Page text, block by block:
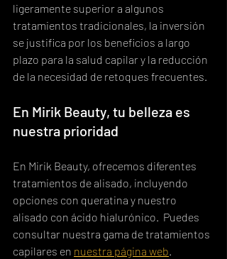
ligeramente superior a algunos
tratamientos tradicionales, la inversión
se justifica por los beneficios a largo
plazo para la salud capilar y la reducción
de la necesidad de retoques frecuentes.
En Mirik Beauty, tu belleza es
nuestra prioridad
En Mirik Beauty, ofrecemos diferentes
tratamientos de alisado, incluyendo
opciones con queratina y nuestro
alisado con ácido hialurónico.  Puedes
consultar nuestra gama de tratamientos
capilares en nuestra página web.